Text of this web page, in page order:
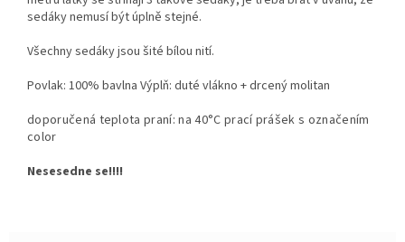
sedáky nemusí být úplně stejné.
Všechny sedáky jsou šité bílou nití.
Povlak: 100% bavlna Výplň: duté vlákno + drcený molitan
doporučená teplota praní: na 40°C prací prášek s označením
color
Nesesedne se!!!!